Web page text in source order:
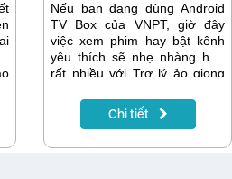
Nếu bạn đang dùng Android
TV Box của VNPT, giờ đây
việc xem phim hay bật kênh
yêu thích sẽ nhẹ nhàng hơn
rất nhiều với Trợ lý ảo giọng
bấm tìm từng chữ, không phải
lướt menu dài – chỉ cần nói,
Chi tiết